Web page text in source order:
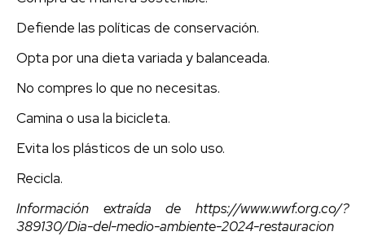
Defiende las políticas de conservación.
Opta por una dieta variada y balanceada.
No compres lo que no necesitas.
Camina o usa la bicicleta.
Evita los plásticos de un solo uso.
Recicla.
Información extraída de https://www.wwf.org.co/?
389130/Dia-del-medio-ambiente-2024-restauracion